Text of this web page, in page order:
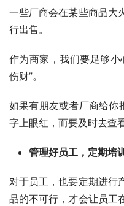
一些厂商会在某些商品大
行出售。
作为商家，我们要足够小
伤财”。
如果有朋友或者厂商给你
字上眼红，而要及时去查
管理好员工，定期培
对于员工，也要定期进行
品的不可行，才会让员工